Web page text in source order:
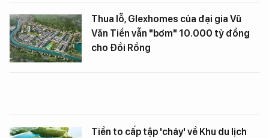
Thua lỗ, Glexhomes của đại gia Vũ
Văn Tiền vẫn "bơm" 10.000 tỷ đồng
cho Đồi Rồng
Tiền to cấp tập 'chảy' về Khu du lịch